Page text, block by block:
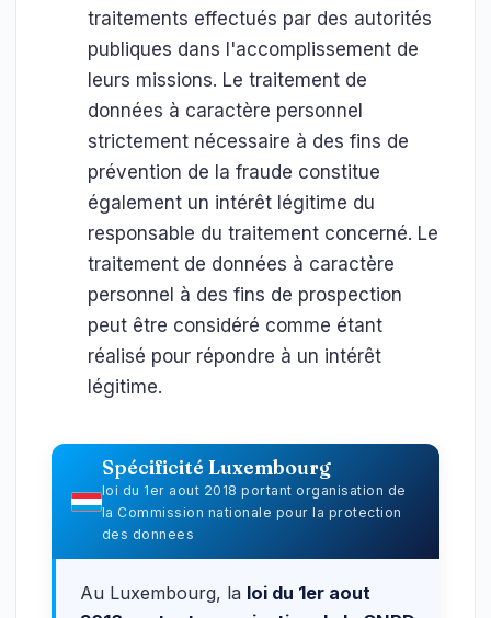
traitements effectués par des autorités
publiques dans l'accomplissement de
leurs missions. Le traitement de
données à caractère personnel
strictement nécessaire à des fins de
prévention de la fraude constitue
également un intérêt légitime du
responsable du traitement concerné. Le
traitement de données à caractère
personnel à des fins de prospection
peut être considéré comme étant
réalisé pour répondre à un intérêt
légitime.
Spécificité Luxembourg
loi du 1er aout 2018 portant organisation de
la Commission nationale pour la protection
des donnees
Au Luxembourg, la loi du 1er aout